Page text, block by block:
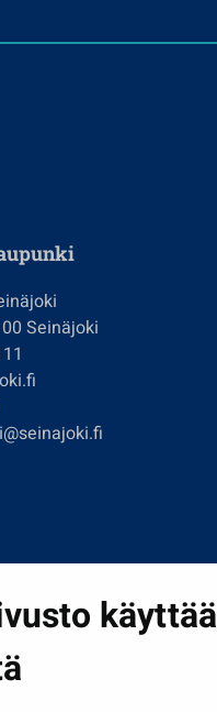
käyttää
Seinäjoki